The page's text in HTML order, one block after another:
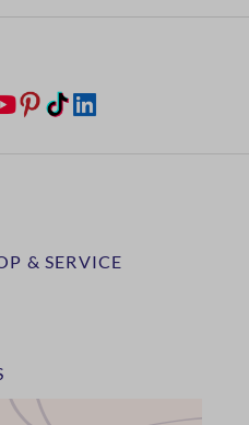
& SERVICE